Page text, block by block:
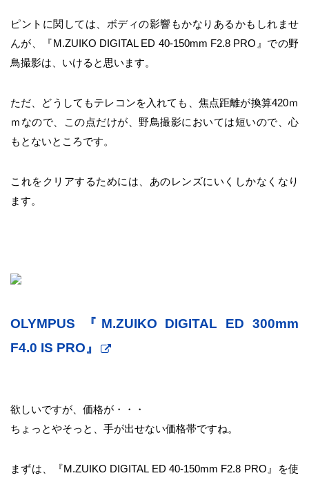
ピントに関しては、ボディの影響もかなりあるかもしれませ
んが、『M.ZUIKO DIGITAL ED 40-150mm F2.8 PRO』での野
鳥撮影は、いけると思います。
ただ、どうしてもテレコンを入れても、焦点距離が換算420ｍ
ｍなので、この点だけが、野鳥撮影においては短いので、心
もとないところです。
これをクリアするためには、あのレンズにいくしかなくなり
ます。
OLYMPUS 『M.ZUIKO DIGITAL ED 300mm
F4.0 IS PRO』
欲しいですが、価格が・・・
ちょっとやそっと、手が出せない価格帯ですね。
まずは、『M.ZUIKO DIGITAL ED 40-150mm F2.8 PRO』を使